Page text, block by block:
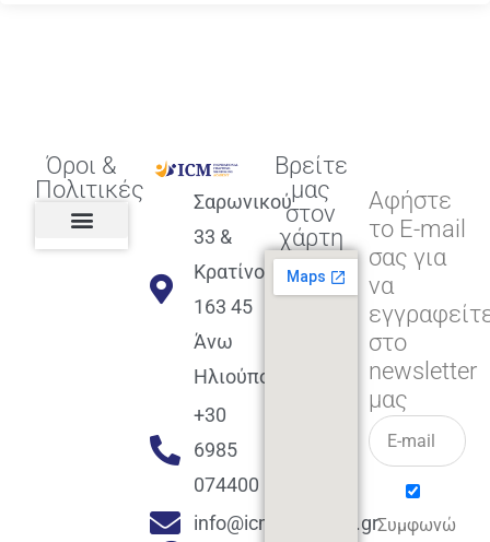
Όροι &
Πολιτικές
Σαρωνικού
33 &
Κρατίνου
163 45
Άνω
Ηλιούπολη
+30
6985
074400
info@icmacademy.gr
Βρείτε
μας
στον
χάρτη
Αφήστε
το E-mail
σας για
να
στο
newsletter
μας
Συμφωνώ